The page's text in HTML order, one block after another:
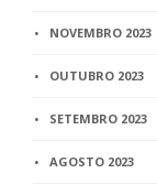
NOVEMBRO 2023
OUTUBRO 2023
SETEMBRO 2023
AGOSTO 2023